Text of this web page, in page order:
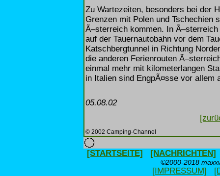
Zu Wartezeiten, besonders bei der
Grenzen mit Polen und Tschechien
Ã–sterreich kommen. In
auf der Tauernautobahn vor dem
Katschbergtunnel in Richtung
die anderen Ferienrouten
einmal mehr mit kilometerlangen
in Italien sind EngpÃ¤sse vor allem
05.08.02
© 2002 Camping-Channel
[STARTSEITE] [NACHRICHTEN]
©2000-2018
[IMPRESSUM]